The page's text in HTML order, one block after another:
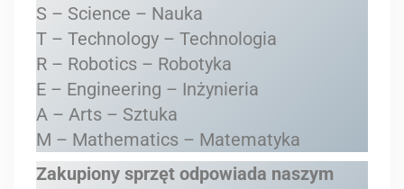
S – Science – Nauka
T – Technology – Technologia
R – Robotics – Robotyka
E – Engineering – Inżynieria
A – Arts – Sztuka
M – Mathematics – Matematyka
Zakupiony sprzęt odpowiada naszym